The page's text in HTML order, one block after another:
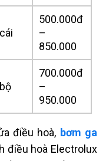
cái
500.000đ
–
850.000
bộ
700.000đ
–
950.000
điều hoà, bơm ga
điều hoà Electrolux